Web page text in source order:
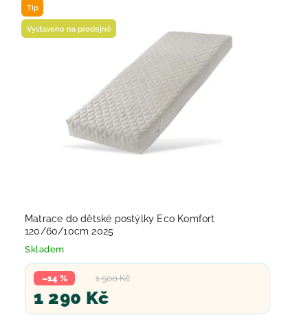
Tip
Vystaveno na prodejně
Matrace do dětské postýlky Eco Komfort
120/60/10cm 2025
Skladem
1 500 Kč
–14 %
1 290 Kč